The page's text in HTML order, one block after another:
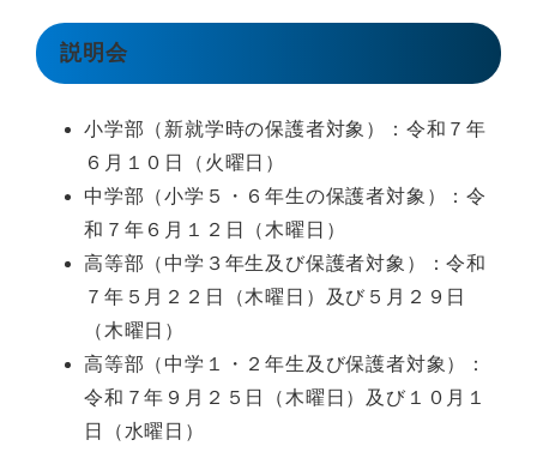
説明会
小学部（新就学時の保護者対象）：令和７年
６月１０日（火曜日）
中学部（小学５・６年生の保護者対象）：令
和７年６月１２日（木曜日）
高等部（中学３年生及び保護者対象）：令和
７年５月２２日（木曜日）及び５月２９日
（木曜日）
高等部（中学１・２年生及び保護者対象）：
令和７年９月２５日（木曜日）及び１０月１
日（水曜日）